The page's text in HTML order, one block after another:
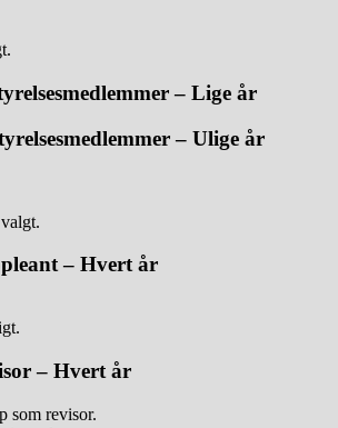
– Lige år
– Ulige år
– Hvert år
– Hvert år
som revisor.